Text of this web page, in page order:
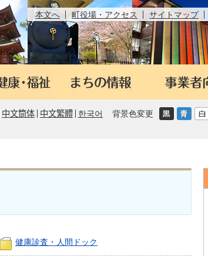
本文へ 町役場・アクセス サイトマップ
中文筒体 中文繁體 한국어 背景色変更
健康診査・人間ドック